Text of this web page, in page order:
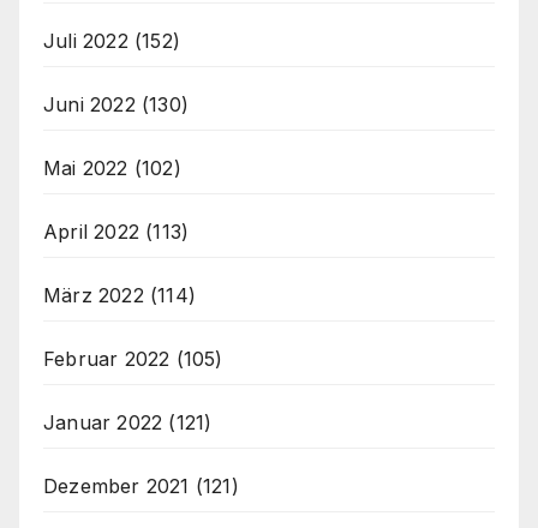
Juli 2022 (152)
Juni 2022 (130)
Mai 2022 (102)
April 2022 (113)
März 2022 (114)
Februar 2022 (105)
Januar 2022 (121)
Dezember 2021 (121)